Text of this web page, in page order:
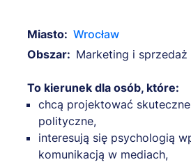
Miasto: Wrocław
Obszar: Marketing i sprzedaż
To kierunek dla osób, które:
chcą projektować
polityczne,
interesują się psychologią
komunikacją w mediach,